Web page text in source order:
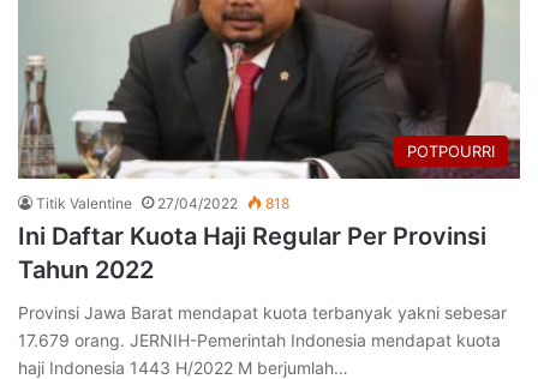
POTPOURRI
Titik Valentine 27/04/2022 818
Ini Daftar Kuota Haji Regular Per Provinsi
Tahun 2022
Provinsi Jawa Barat mendapat kuota terbanyak yakni sebesar
17.679 orang. JERNIH-Pemerintah Indonesia mendapat kuota
haji Indonesia 1443 H/2022 M berjumlah…